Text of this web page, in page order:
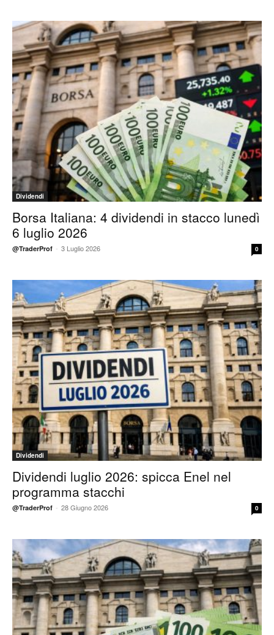
Dividendi
Borsa Italiana: 4 dividendi in stacco lunedì
6 luglio 2026
@TraderProf - 3 Luglio 2026 0
Dividendi
Dividendi luglio 2026: spicca Enel nel
programma stacchi
@TraderProf - 28 Giugno 2026 0